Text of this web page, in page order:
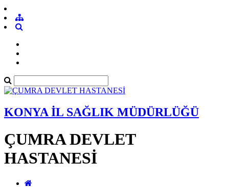
KONYA İL SAĞLIK MÜDÜRLÜĞÜ
ÇUMRA DEVLET
HASTANESİ